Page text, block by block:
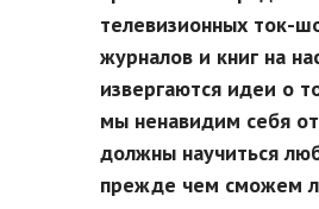
телевизионных ток-
журналов и книг на
извергаются идеи о
мы ненавидим себя
должны научиться
прежде чем сможем